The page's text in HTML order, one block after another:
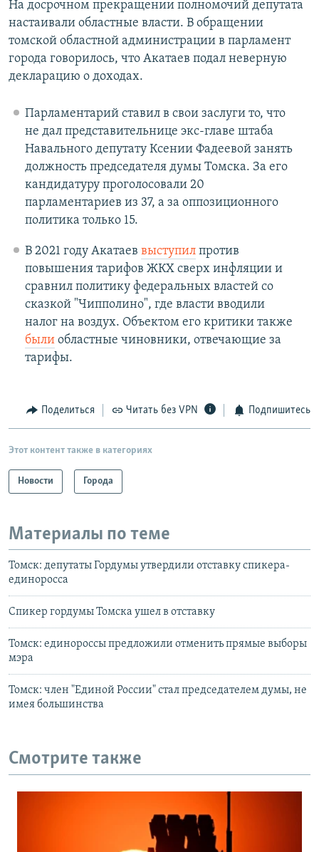
На досрочном прекращении полномочий депутата
настаивали областные власти. В обращении
томской областной администрации в парламент
города говорилось, что Акатаев подал неверную
декларацию о доходах.
Парламентарий ставил в свои заслуги то, что
не дал представительнице экс-главе штаба
Навального депутату Ксении Фадеевой занять
должность председателя думы Томска. За его
кандидатуру проголосовали 20
парламентариев из 37, а за оппозиционного
политика только 15.
В 2021 году Акатаев выступилпротив
повышения тарифов ЖКХ сверх инфляции и
сравнил политику федеральных властей со
сказкой "Чипполино", где власти вводили
налог на воздух. Объектом его критики также
былиобластные чиновники, отвечающие за
тарифы.
Поделиться Читать без VPN Подпишитесь
Этот контент также в категориях
Новости Города
Материалы по теме
Томск: депутаты Гордумы утвердили отставку спикера-
единоросса
Спикер гордумы Томска ушел в отставку
Томск: единороссы предложили отменить прямые выборы
мэра
Томск: член "Единой России" стал председателем думы, не
имея большинства
Смотрите также